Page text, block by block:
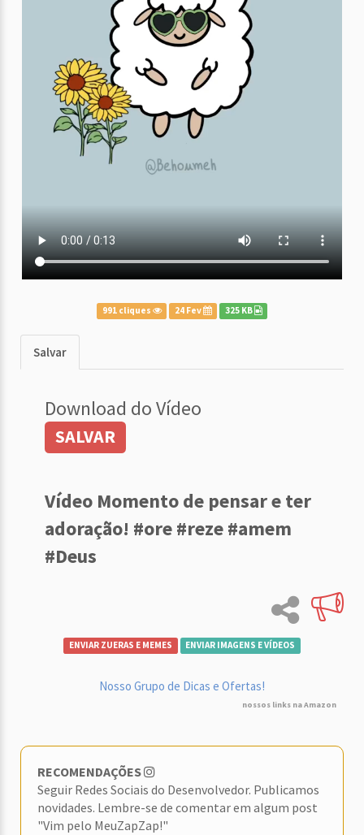
991 cliques 24 Fev 325 KB
Salvar
Download do Vídeo
SALVAR
Vídeo Momento de pensar e ter
adoração! #ore #reze #amem
#Deus
ENVIAR ZUERAS E MEMES ENVIAR IMAGENS E VÍDEOS
Nosso Grupo de Dicas e Ofertas!
nossos links na Amazon
RECOMENDAÇÕES
Seguir Redes Sociais do Desenvolvedor. Publicamos
novidades. Lembre-se de comentar em algum post
"Vim pelo MeuZapZap!"